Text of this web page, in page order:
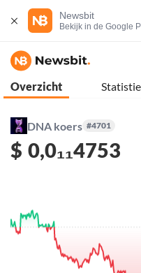
Newsbit
Bekijk in de Google
Overzicht
DNA koers #4701
$ 0,0₁₁4753